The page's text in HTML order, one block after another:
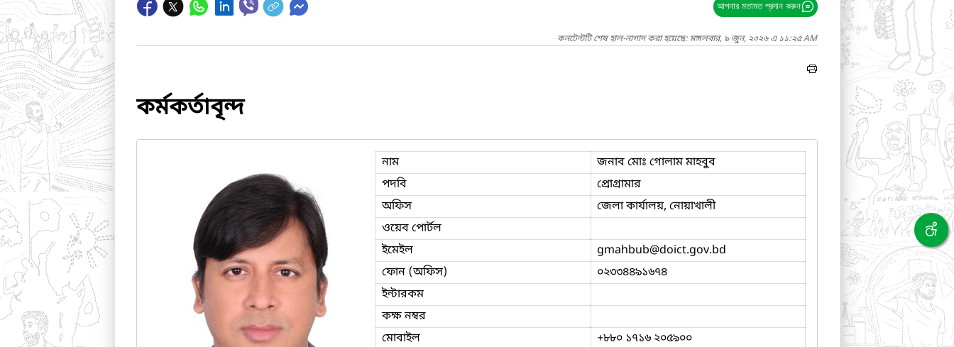
আপনার মতামত প্রদান করুন
কনটেন্টটি শেষ হাল-নাগাদ করা হয়েছে: মঙ্গলবার, ৯ জুন, ২০২৬ এ ১১:২৫ AM
কর্মকর্তাবৃন্দ
নাম
জনাব মোঃ গোলাম মাহবুব
পদবি
প্রোগ্রামার
অফিস
জেলা কার্যালয়, নোয়াখালী
ওয়েব পোর্টল
ইমেইল
gmahbub@doict.gov.bd
ফোন (অফিস)
০২৩৩৪৪৯১৬৭৪
ইন্টারকম
কক্ষ নম্বর
মোবাইল
+৮৮০ ১৭১৬ ২০৫৯০০